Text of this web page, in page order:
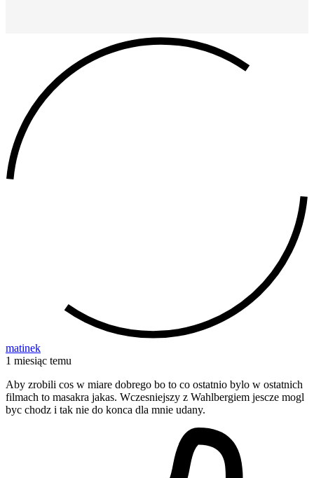
matinek
1 miesiąc temu
Aby zrobili cos w miare dobrego bo to co ostatnio bylo w ostatnich
filmach to masakra jakas. Wczesniejszy z Wahlbergiem jescze mogl
byc chodz i tak nie do konca dla mnie udany.